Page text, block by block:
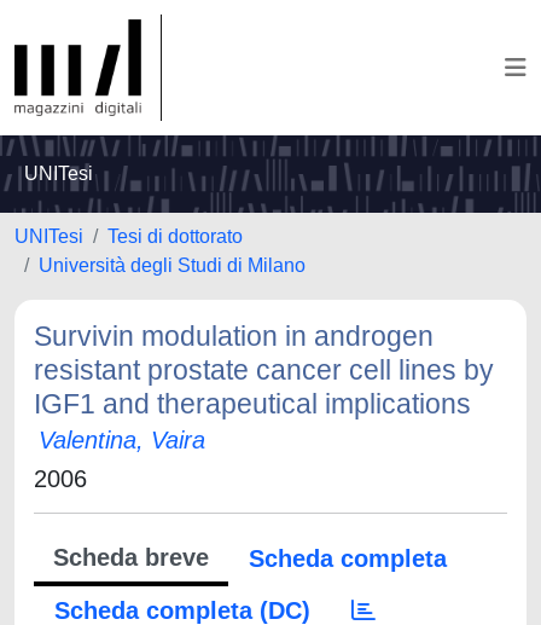
UNITesi
UNITesi
Tesi di dottorato
Università degli Studi di Milano
Survivin modulation in androgen
resistant prostate cancer cell lines by
IGF1 and therapeutical implications
Valentina, Vaira
2006
Scheda breve
Scheda completa
Scheda completa (DC)